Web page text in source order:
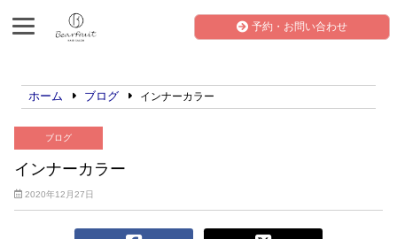
予約・お問い合わせ
ホーム ブログ インナーカラー
ブログ
インナーカラー
2020年12月27日